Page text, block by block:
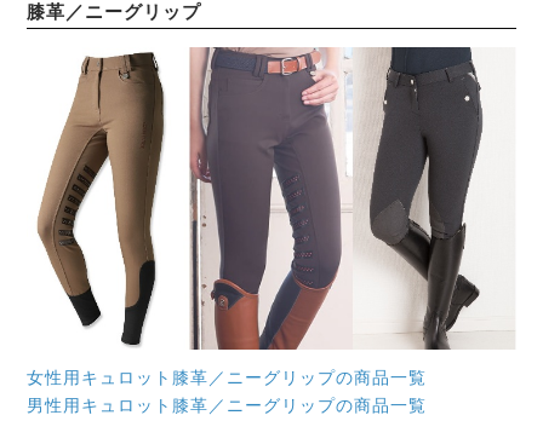
膝革／ニーグリップ
女性用キュロット膝革／ニーグリップの商品一覧
男性用キュロット膝革／ニーグリップの商品一覧